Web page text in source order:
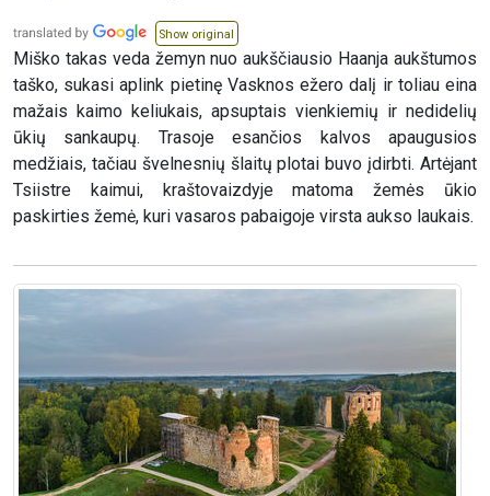
Show original
Miško takas veda žemyn nuo aukščiausio Haanja aukštumos
taško, sukasi aplink pietinę Vasknos ežero dalį ir toliau eina
mažais kaimo keliukais, apsuptais vienkiemių ir nedidelių
ūkių sankaupų. Trasoje esančios kalvos apaugusios
medžiais, tačiau švelnesnių šlaitų plotai buvo įdirbti. Artėjant
Tsiistre kaimui, kraštovaizdyje matoma žemės ūkio
paskirties žemė, kuri vasaros pabaigoje virsta aukso laukais.